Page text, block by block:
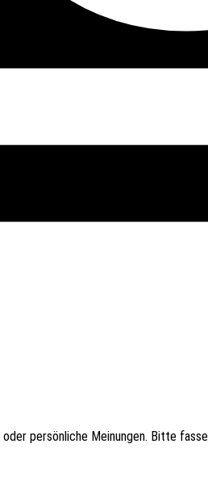
persön­li­che Meinun­gen. Bitte